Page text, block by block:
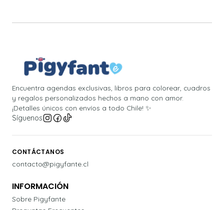
Encuentra agendas exclusivas, libros para colorear, cuadros
y regalos personalizados hechos a mano con amor.
¡Detalles únicos con envíos a todo Chile! ✨
Síguenos
CONTÁCTANOS
contacto@pigyfante.cl
INFORMACIÓN
Sobre Pigyfante